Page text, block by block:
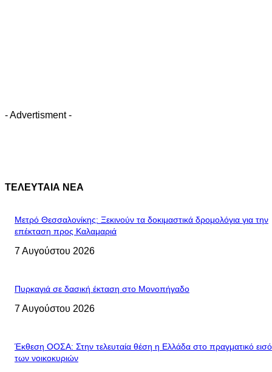
- Advertisment -
ΤΕΛΕΥΤΑΙΑ ΝΕΑ
Μετρό Θεσσαλονίκης: Ξεκινούν τα δοκιμαστικά δρομολόγια για την
επέκταση προς Καλαμαριά
7 Αυγούστου 2026
Πυρκαγιά σε δασική έκταση στο Μονοπήγαδο
7 Αυγούστου 2026
Έκθεση ΟΟΣΑ: Στην τελευταία θέση η Ελλάδα στο πραγματικό
των νοικοκυριών